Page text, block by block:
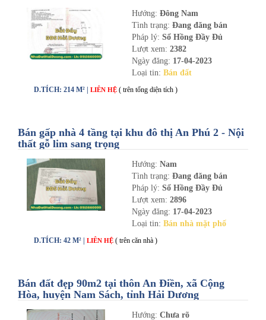
Hướng: Đông Nam
Tình trạng: Đang đăng bán
Pháp lý: Sổ Hồng Đầy Đủ
Lượt xem: 2382
Ngày đăng: 17-04-2023
Loại tin: Bán đất
D.TÍCH: 214 M² | LIÊN HỆ ( trên tổng diện tích )
Bán gấp nhà 4 tầng tại khu đô thị An Phú 2 - Nội
thất gỗ lim sang trọng
Hướng: Nam
Tình trạng: Đang đăng bán
Pháp lý: Sổ Hồng Đầy Đủ
Lượt xem: 2896
Ngày đăng: 17-04-2023
Loại tin: Bán nhà mặt phố
D.TÍCH: 42 M² | LIÊN HỆ ( trên căn nhà )
Bán đất đẹp 90m2 tại thôn An Điền, xã Cộng
Hòa, huyện Nam Sách, tỉnh Hải Dương
Hướng: Chưa rõ